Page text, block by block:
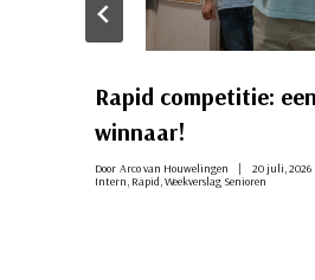
Rapid competitie:
winnaar!
Door Arco van Houwelingen
20 juli, 2026
Intern, Rapid,Weekverslag Senioren